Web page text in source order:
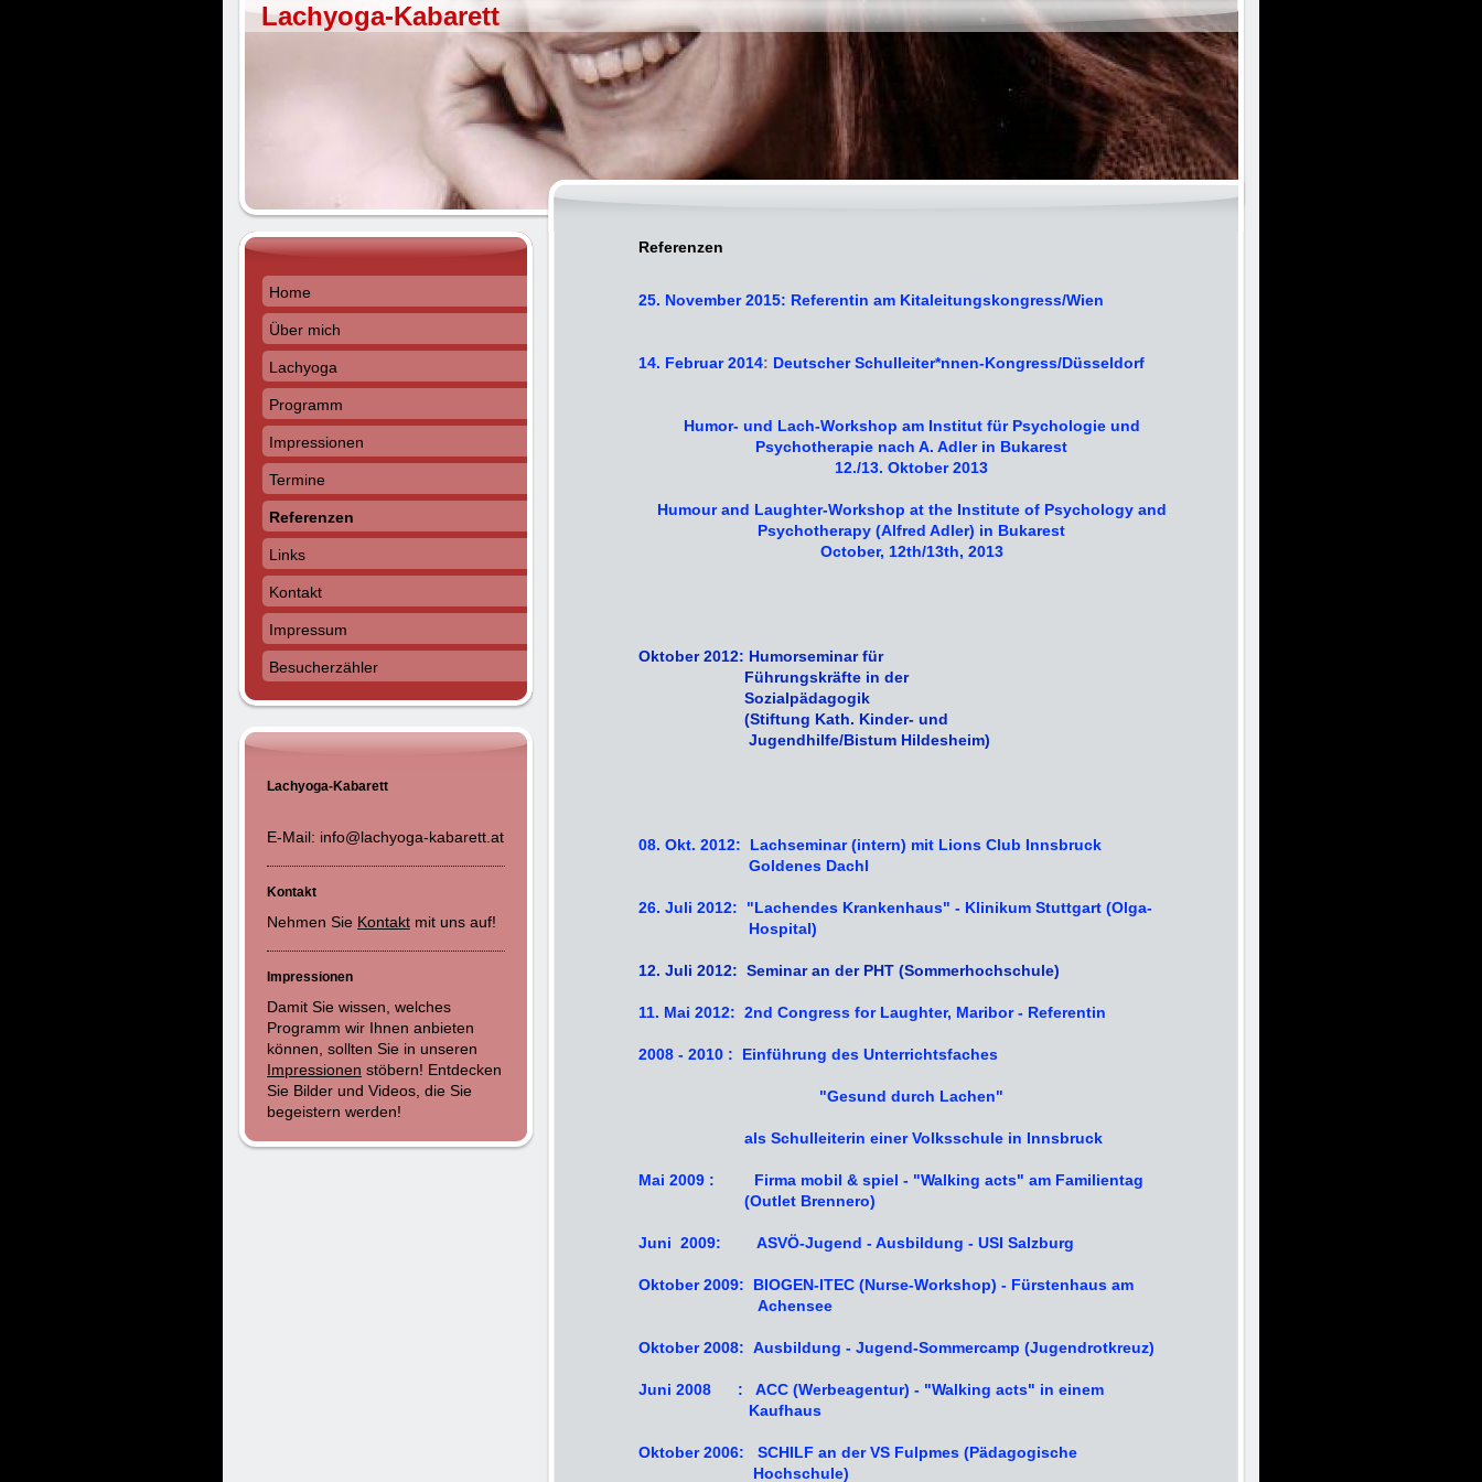
Lachyoga-Kabarett
Referenzen
25. November 2015: Referentin am Kitaleitungskongress/Wien
14. Februar 2014: Deutscher Schulleiter*nnen-Kongress/Düsseldorf
Humor- und Lach-Workshop am Institut für Psychologie und
Psychotherapie nach A. Adler in Bukarest
12./13. Oktober 2013
Humour and Laughter-Workshop at the Institute of Psychology and
Psychotherapy (Alfred Adler) in Bukarest
October, 12th/13th, 2013
Oktober 2012: Humorseminar für
Führungskräfte in der
Sozialpädagogik
(Stiftung Kath. Kinder- und
Jugendhilfe/Bistum Hildesheim)
08. Okt. 2012: Lachseminar (intern) mit Lions Club Innsbruck
Goldenes Dachl
26. Juli 2012: "Lachendes Krankenhaus" - Klinikum Stuttgart (Olga-
Hospital)
12. Juli 2012: Seminar an der PHT (Sommerhochschule)
11. Mai 2012: 2nd Congress for Laughter, Maribor - Referentin
2008 - 2010 : Einführung des Unterrichtsfaches
"Gesund durch Lachen"
als Schulleiterin einer Volksschule in Innsbruck
Mai 2009 : Firma mobil & spiel - "Walking acts" am Familientag
(Outlet Brennero)
Juni 2009: ASVÖ-Jugend - Ausbildung - USI Salzburg
Oktober 2009: BIOGEN-ITEC (Nurse-Workshop) - Fürstenhaus am
Achensee
Oktober 2008: Ausbildung - Jugend-Sommercamp (Jugendrotkreuz)
Juni 2008 : ACC (Werbeagentur) - "Walking acts" in einem
Kaufhaus
Oktober 2006: SCHILF an der VS Fulpmes (Pädagogische
Hochschule)
Home
Über mich
Lachyoga
Programm
Impressionen
Termine
Referenzen
Links
Kontakt
Impressum
Besucherzähler
Lachyoga-Kabarett
E-Mail: info@lachyoga-kabarett.at
Kontakt
Nehmen Sie Kontakt mit uns auf!
Impressionen
Damit Sie wissen, welches
Programm wir Ihnen anbieten
können, sollten Sie in unseren
Impressionen stöbern! Entdecken
Sie Bilder und Videos, die Sie
begeistern werden!